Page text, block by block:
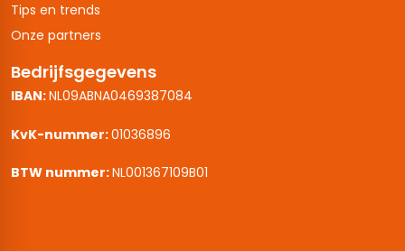
Tips en trends
Onze partners
Bedrijfsgegevens
IBAN:NL09ABNA0469387084
KvK-nummer:01036896
BTW nummer:NL001367109B01